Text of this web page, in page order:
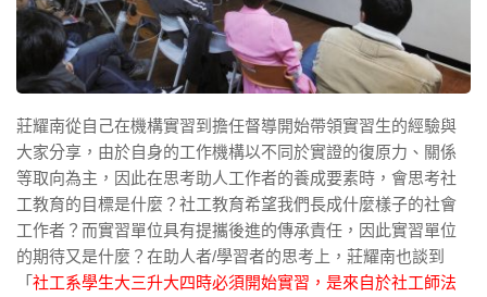
莊耀南從自己在機構實習到擔任督導開始帶領實習生的經驗與
大家分享，由於自身的工作機構以不同於實證的復原力、關係
等取向為主，因此在思考助人工作者的養成要素時，會思考社
工教育的目標是什麼？社工教育希望我們長成什麼樣子的社會
工作者？而實習單位具有提攜後進的傳承責任，因此實習單位
的期待又是什麼？在助人者/學習者的思考上，莊耀南也談到
「 社工系學生大三升大四時必須開始實習，是來自於社工師法